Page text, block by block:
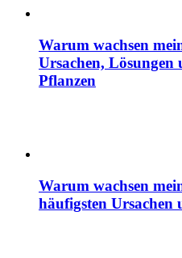
Warum wachsen
Ursachen,
Pflanzen
Warum wachsen
häufigsten Ursachen